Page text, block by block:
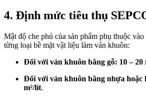
4. Định mức tiêu thụ
Mật độ che phủ của sản phẩm phụ thuộc
từng loại bề mặt vật liệu làm ván khuôn:
Đối với ván khuôn bằng gỗ: 10 – 20
Đối với ván khuôn bằng nhựa hoặc
m²/lít.